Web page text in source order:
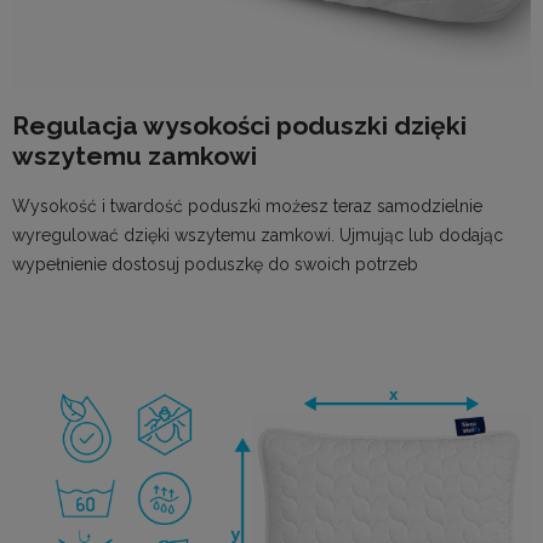
Regulacja wysokości poduszki dzięki
wszytemu zamkowi
Wysokość i twardość poduszki możesz teraz samodzielnie
wyregulować dzięki wszytemu zamkowi. Ujmując lub dodając
wypełnienie dostosuj poduszkę do swoich potrzeb